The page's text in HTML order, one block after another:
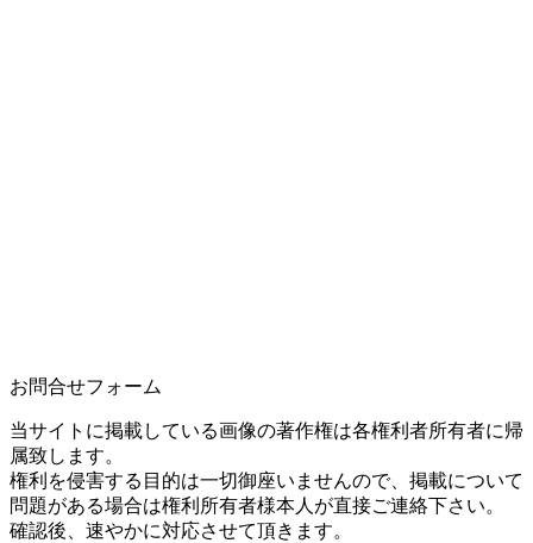
お問合せフォーム
当サイトに掲載している画像の著作権は各権利者所有者に帰
属致します。
権利を侵害する目的は一切御座いませんので、掲載について
問題がある場合は権利所有者様本人が直接ご連絡下さい。
確認後、速やかに対応させて頂きます。